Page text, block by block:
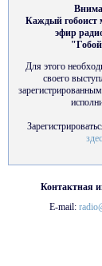
Каждый гобоист
эфир
Для этого
своего
Контактная
E-mail: